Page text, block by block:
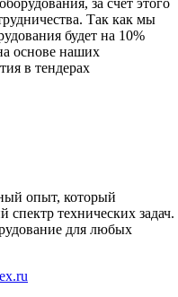
Так как мы
будет на 10%
основе наших
в тендерах
опыт, который
спектр технических задач.
для любых